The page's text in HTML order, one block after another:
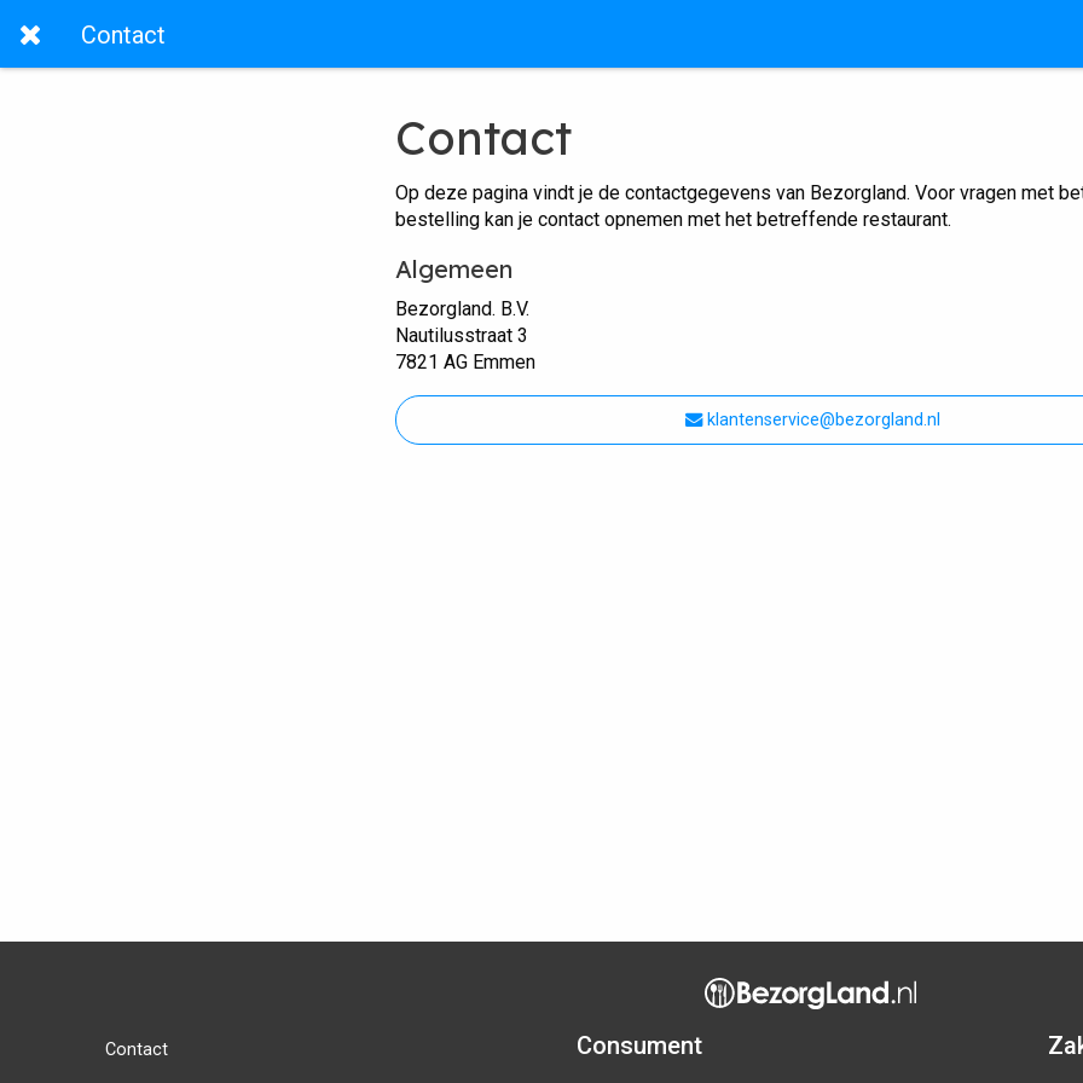
Contact
Contact
Op deze pagina vindt je de contactgegevens van Bezorgland. Voor vragen met
bestelling kan je contact opnemen met het betreffende restaurant.
Algemeen
Bezorgland. B.V.
Nautilusstraat 3
7821 AG Emmen
klantenservice@bezorgland.nl
Contact Consument